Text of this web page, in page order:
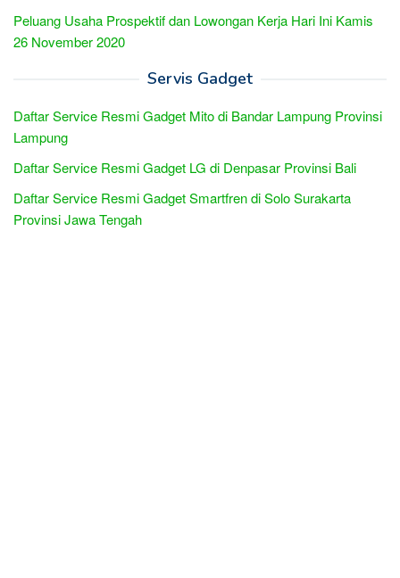
Peluang Usaha Prospektif dan Lowongan Kerja Hari Ini Kamis
26 November 2020
Servis Gadget
Daftar Service Resmi Gadget Mito di Bandar Lampung Provinsi
Lampung
Daftar Service Resmi Gadget LG di Denpasar Provinsi Bali
Daftar Service Resmi Gadget Smartfren di Solo Surakarta
Provinsi Jawa Tengah